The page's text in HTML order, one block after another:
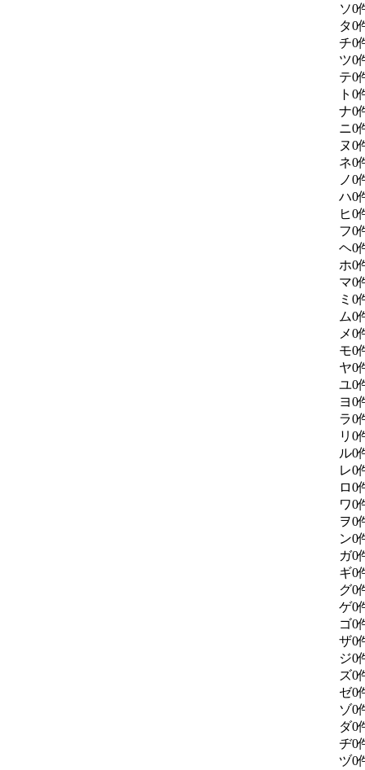
ソ0
タ0
チ0
ツ0
テ0
ト 0
ナ0
ニ0
ヌ0
ネ0
ノ0
ハ0
ヒ0
フ0
ヘ0
ホ0
マ0
ミ 0
ム0
メ0
モ0
ヤ0
ユ0
ヨ0
ラ0
リ 0
ル0
レ0
ロ0
ワ0
ヲ0
ン0
ガ0
ギ0
グ0
ゲ0
ゴ0
ザ0
ジ0
ズ0
ゼ0
ゾ0
ダ0
ヂ0
ヅ0